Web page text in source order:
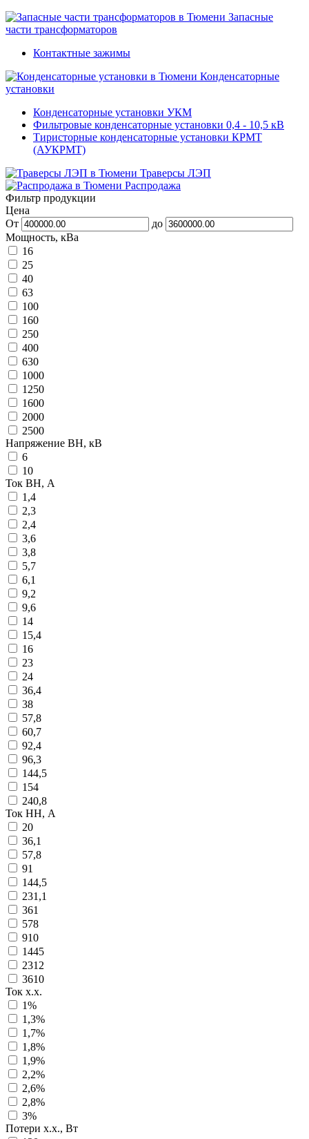
Запасные
части трансформаторов
Контактные зажимы
Конденсаторные
установки
Конденсаторные установки УКМ
Фильтровые конденсаторные установки 0,4 - 10,5 кВ
Тиристорные конденсаторные установки КРМТ
(АУКРМТ)
Траверсы ЛЭП
Распродажа
Фильтр продукции
Цена
От
до
Мощность, кВа
16
25
40
63
100
160
250
400
630
1000
1250
1600
2000
2500
Напряжение ВН, кВ
6
10
Ток ВН, А
1,4
2,3
2,4
3,6
3,8
5,7
6,1
9,2
9,6
14
15,4
16
23
24
36,4
38
57,8
60,7
92,4
96,3
144,5
154
240,8
Ток НН, А
20
36,1
57,8
91
144,5
231,1
361
578
910
1445
2312
3610
Ток х.х.
1%
1,3%
1,7%
1,8%
1,9%
2,2%
2,6%
2,8%
3%
Потери х.х., Вт